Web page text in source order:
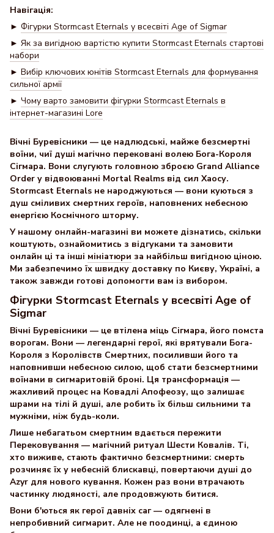
Навігація:
► Фігурки Stormcast Eternals у всесвіті Age of Sigmar
► Як за вигідною вартістю купити Stormcast Eternals стартові
набори
► Вибір ключових юнітів Stormcast Eternals для формування
сильної армії
► Чому варто замовити фігурки Stormcast Eternals в
інтернет-магазині Lore
Вічні Буревісники — це надлюдські, майже безсмертні
воїни, чиї душі магічно перековані волею Бога-Короля
Сігмара. Вони слугують головною зброєю Grand Alliance
Order у відвоюванні Mortal Realms від сил Хаосу.
Stormcast Eternals не народжуються — вони куються з
душ сміливих смертних героїв, наповнених небесною
енергією Космічного шторму.
У нашому онлайн-магазині ви можете дізнатись, скільки
коштують, ознайомитись з відгуками та замовити
онлайн ці та інші мініатюри за найбільш вигідною ціною.
Ми забезпечимо їх швидку доставку по Києву, Україні, а
також завжди готові допомогти вам із вибором.
Фігурки Stormcast Eternals у всесвіті Age of
Sigmar
Вічні Буревісники — це втілена міць Сігмара, його помста
ворогам. Вони — легендарні герої, які врятували Бога-
Короля з Королівств Смертних, посиливши його та
наповнивши небесною силою, щоб стати безсмертними
воїнами в сигмаритовій броні. Ця трансформація —
жахливий процес на Ковадлі Апофеозу, що залишає
шрами на тілі й душі, але робить їх більш сильними та
мужніми, ніж будь-коли.
Лише небагатьом смертним вдається пережити
Перековування — магічний ритуал Шести Ковалів. Ті,
хто виживе, стають фактично безсмертними: смерть
розчиняє їх у небесній блискавці, повертаючи душі до
Azyr для нового кування. Кожен раз вони втрачають
частинку людяності, але продовжують битися.
Вони б'ються як герої давніх саг — одягнені в
непробивний сигмарит. Але не поодинці, а єдиною